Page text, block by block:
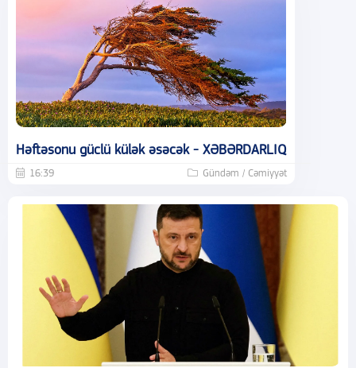
Həftəsonu güclü külək əsəcək - XƏBƏRDARLIQ
16:39 Gündəm / Cəmiyyət